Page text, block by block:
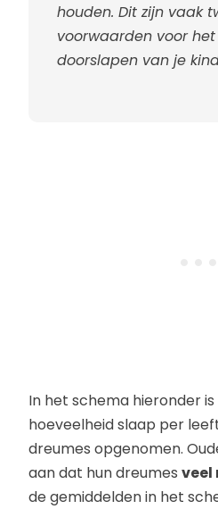
houden. Dit zijn vaak
voorwaarden voor
doorslapen van je
In het schema hieronder
hoeveelheid slaap per
dreumes opgenomen.
aan dat hun dreumes veel
de gemiddelden in het